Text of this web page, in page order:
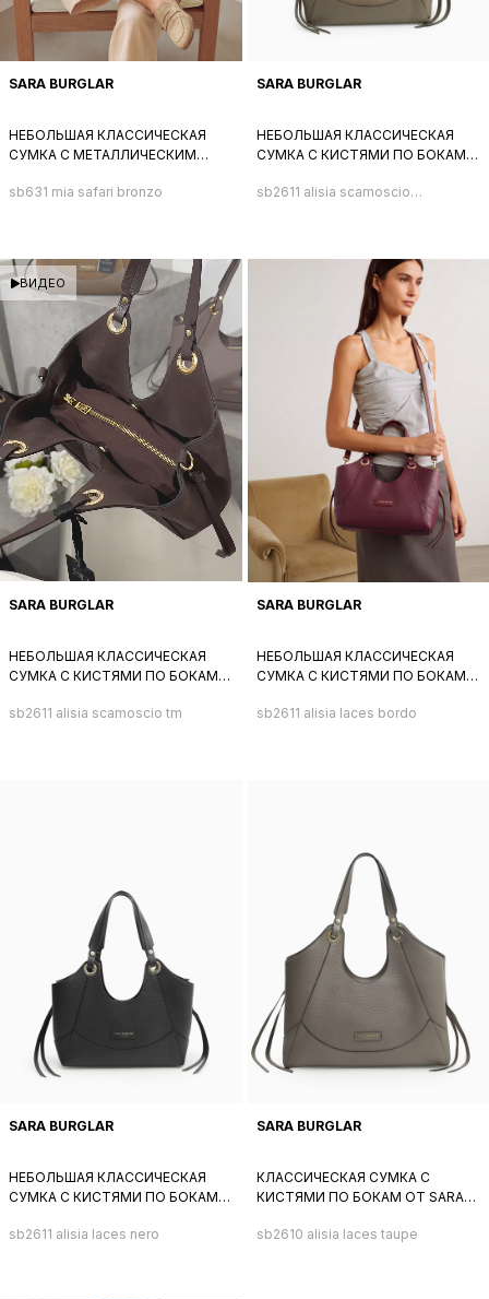
SARA BURGLAR
НЕБОЛЬШАЯ КЛАССИЧЕСКАЯ
СУМКА С МЕТАЛЛИЧЕСКИМ
НАТУРАЛЬНОЙ КОЖИ
sb631 mia safari bronzo
SARA BURGLAR
НЕБОЛЬШАЯ КЛАССИЧЕСКАЯ
СУМКА С КИСТЯМИ ПО БОКАМ
НАТУРАЛЬНОЙ СЕРО-БЕЖЕВОЙ
sb2611 alisia scamoscio
ВИДЕО
SARA BURGLAR
НЕБОЛЬШАЯ КЛАССИЧЕСКАЯ
СУМКА С КИСТЯМИ ПО БОКАМ
НАТУРАЛЬНОЙ КОРИЧНЕВОЙ
sb2611 alisia scamoscio tm
SARA BURGLAR
НЕБОЛЬШАЯ КЛАССИЧЕСКАЯ
СУМКА С КИСТЯМИ ПО БОКАМ
НАТУРАЛЬНОЙ БОРДОВОЙ
sb2611 alisia laces bordo
SARA BURGLAR
НЕБОЛЬШАЯ КЛАССИЧЕСКАЯ
СУМКА С КИСТЯМИ ПО БОКАМ
НАТУРАЛЬНОЙ ЧЕРНОЙ КОЖИ
sb2611 alisia laces nero
SARA BURGLAR
КЛАССИЧЕСКАЯ СУМКА С
КИСТЯМИ ПО БОКАМ ОТ SARA
КОЖИ СЕРОГО ОТТЕНКА
sb2610 alisia laces taupe